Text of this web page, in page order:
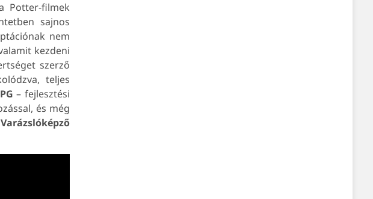
Potter-filmek
sajnos
nem
kezdeni
szerző
teljes
– fejlesztési
és még